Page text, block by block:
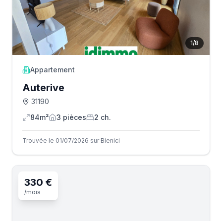
1/8
Appartement
Auterive
31190
84m²
3 pièces 2 ch.
Trouvée le 01/07/2026 sur Bienici
330 €
/mois